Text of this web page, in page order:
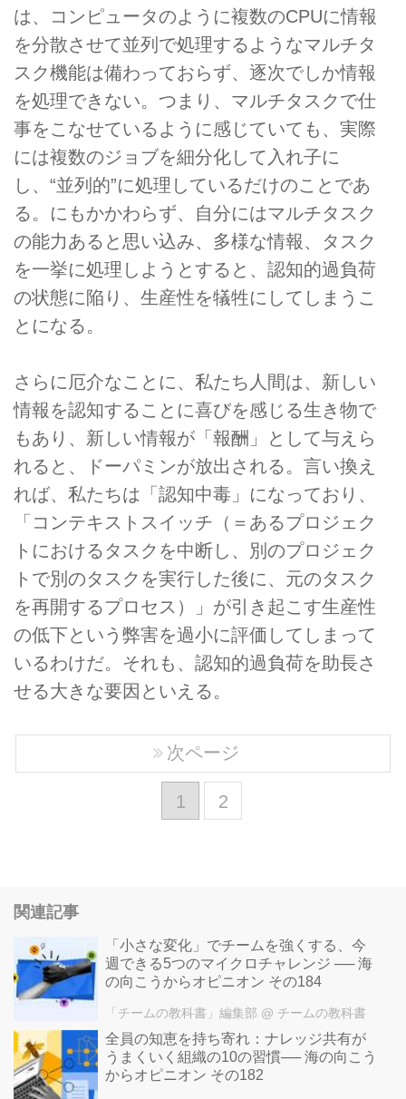
は、コンピュータのように複数のCPUに情報
を分散させて並列で処理するようなマルチタ
スク機能は備わっておらず、逐次でしか情報
を処理できない。つまり、マルチタスクで仕
事をこなせているように感じていても、実際
には複数のジョブを細分化して入れ子に
し、“並列的”に処理しているだけのことであ
る。にもかかわらず、自分にはマルチタスク
の能力あると思い込み、多様な情報、タスク
を一挙に処理しようとすると、認知的過負荷
の状態に陥り、生産性を犠牲にしてしまうこ
とになる。
さらに厄介なことに、私たち人間は、新しい
情報を認知することに喜びを感じる生き物で
もあり、新しい情報が「報酬」として与えら
れると、ドーパミンが放出される。言い換え
れば、私たちは「認知中毒」になっており、
「コンテキストスイッチ（＝あるプロジェク
トにおけるタスクを中断し、別のプロジェク
トで別のタスクを実行した後に、元のタスク
を再開するプロセス）」が引き起こす生産性
の低下という弊害を過小に評価してしまって
いるわけだ。それも、認知的過負荷を助長さ
せる大きな要因といえる。
1 2
次ページ
関連記事
「小さな変化」でチームを強くする、今
週できる5つのマイクロチャレンジ ── 海
の向こうからオピニオン その184
「チームの教科書」編集部 @ チームの教科書
全員の知恵を持ち寄れ：ナレッジ共有が
うまくいく組織の10の習慣── 海の向こう
からオピニオン その182